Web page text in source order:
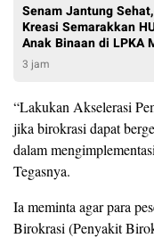
Senam Jantung
Kreasi Semarakkan
Anak Binaan di LPKA
3 jam
“Lakukan Akselerasi
jika birokrasi dapat
dalam
Tegasnya.
Ia meminta agar para
Birokrasi (Penyakit